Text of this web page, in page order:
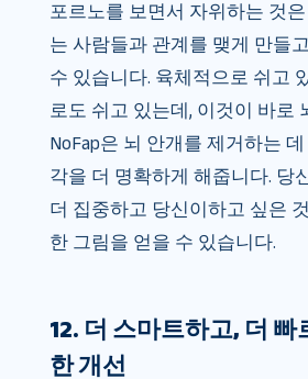
포르노를 보면서 자위하는 것
는 사람들과 관계를 맺게 만들
수 있습니다. 육체적으로 쉬고
로도 쉬고 있는데, 이것이 바로
NoFap은 뇌 안개를 제거하는
각을 더 명확하게 해줍니다. 당
더 집중하고 당신이하고 싶은
한 그림을 얻을 수 있습니다.
12. 더 스마트하고, 더 빠
한 개선